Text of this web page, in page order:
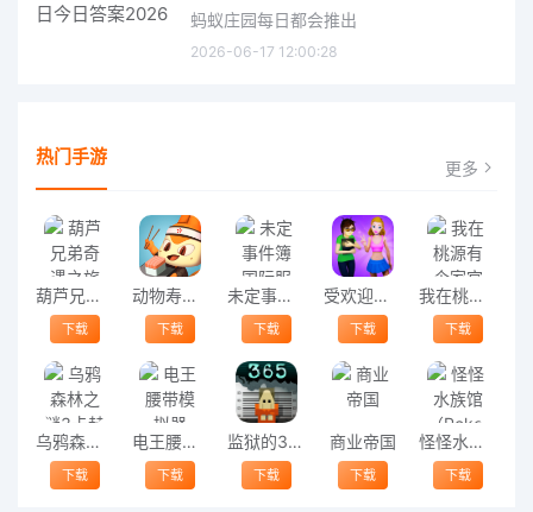
蚂蚁庄园每日都会推出
2026-06-17 12:00:28
热门手游 更多
葫芦兄弟奇遇之旅游戏
下载
动物寿司宴游戏
下载
未定事件簿国际服
下载
受欢迎的女孩手机版(popular girls)
下载
我在桃源有个家官方版
下载
乌鸦森林之谜3卡赫拉之影
下载
电王腰带模拟器
下载
监狱的365天游戏
下载
商业帝国
下载
怪怪水族馆（PokeAquarium）
下载